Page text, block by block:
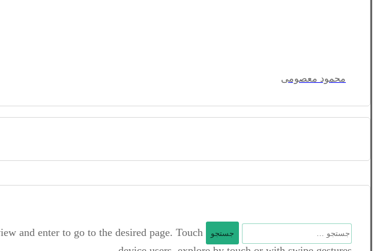
محمود معصومی
جستجو
برای:
and enter to go to the desired page. Touch